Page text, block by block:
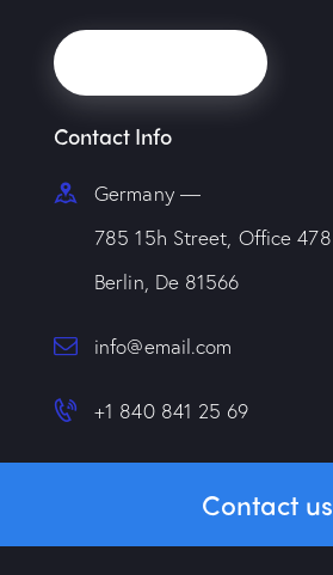
Contact Info
Germany —
785 15h Street, Office 478
Berlin, De 81566
info@email.com
+1 840 841 25 69
Contact us